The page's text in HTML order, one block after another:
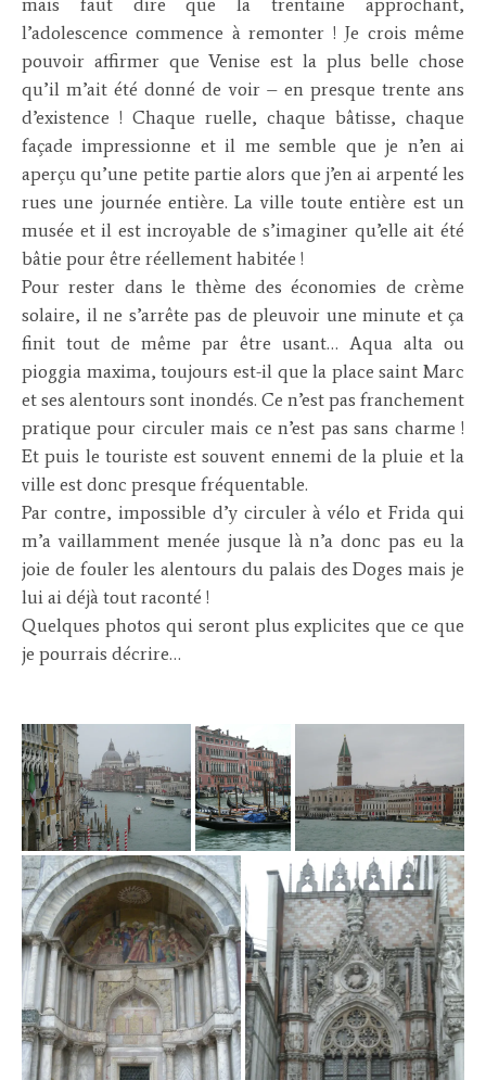
mais faut dire que la trentaine approchant,
l’adolescence commence à remonter ! Je crois même
pouvoir affirmer que Venise est la plus belle chose
qu’il m’ait été donné de voir – en presque trente ans
d’existence ! Chaque ruelle, chaque bâtisse, chaque
façade impressionne et il me semble que je n’en ai
aperçu qu’une petite partie alors que j’en ai arpenté les
rues une journée entière. La ville toute entière est un
musée et il est incroyable de s’imaginer qu’elle ait été
bâtie pour être réellement habitée !
Pour rester dans le thème des économies de crème
solaire, il ne s’arrête pas de pleuvoir une minute et ça
finit tout de même par être usant… Aqua alta ou
pioggia maxima, toujours est-il que la place saint Marc
et ses alentours sont inondés. Ce n’est pas franchement
pratique pour circuler mais ce n’est pas sans charme !
Et puis le touriste est souvent ennemi de la pluie et la
ville est donc presque fréquentable.
Par contre, impossible d’y circuler à vélo et Frida qui
m’a vaillamment menée jusque là n’a donc pas eu la
joie de fouler les alentours du palais des Doges mais je
lui ai déjà tout raconté !
Quelques photos qui seront plus explicites que ce que
je pourrais décrire…